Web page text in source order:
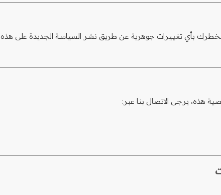
بأي تغييرات جوهرية عن طريق نشر السياسة الجديدة على
هذه، يرجى الاتصال بنا عبر: